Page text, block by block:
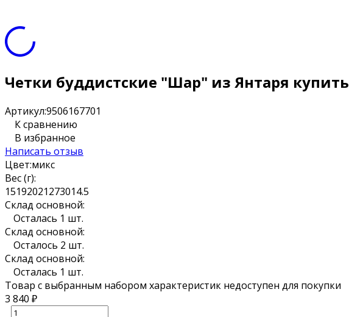
Четки буддистские "Шар" из Янтаря купить
Артикул:9506167701
К сравнению
В избранное
Написать отзыв
Цвет:микс
Вес (г):
15192021273014.5
Склад основной:
Осталась 1 шт.
Склад основной:
Осталось 2 шт.
Склад основной:
Осталась 1 шт.
Товар с выбранным набором характеристик недоступен для покупки
3 840 ₽